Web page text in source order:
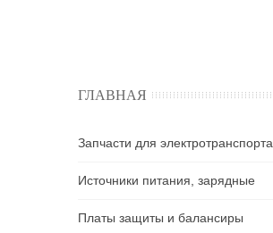
ГЛАВНАЯ
Запчасти для электротранспорта
Источники питания, зарядные
Платы защиты и балансиры